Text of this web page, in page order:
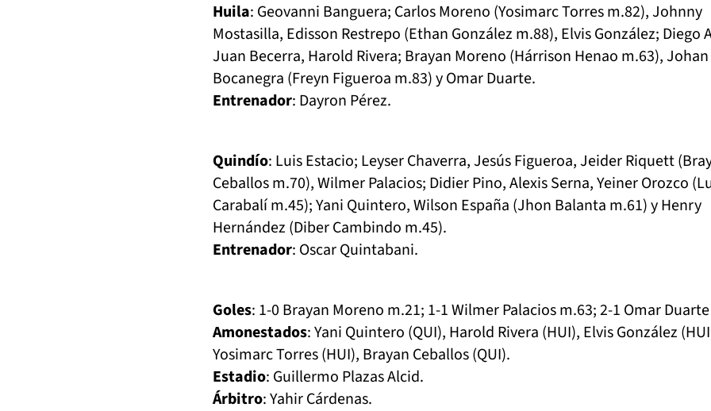
Huila: Geovanni Banguera; Carlos Moreno (Yosimarc Torres m.82), Johnny
Mostasilla, Edisson Restrepo (Ethan González m.88), Elvis González; Diego
Juan Becerra, Harold Rivera; Brayan Moreno (Hárrison Henao m.63), Johan
Bocanegra (Freyn Figueroa m.83) y Omar Duarte.
Entrenador: Dayron Pérez.
Quindío: Luis Estacio; Leyser Chaverra, Jesús Figueroa, Jeider Riquett
Ceballos m.70), Wilmer Palacios; Didier Pino, Alexis Serna, Yeiner Orozco
Carabalí m.45); Yani Quintero, Wilson España (Jhon Balanta m.61) y Henry
Hernández (Diber Cambindo m.45).
Entrenador: Oscar Quintabani.
Goles: 1-0 Brayan Moreno m.21; 1-1 Wilmer Palacios m.63; 2-1 Omar
Amonestados: Yani Quintero (QUI), Harold Rivera (HUI), Elvis González
Yosimarc Torres (HUI), Brayan Ceballos (QUI).
Estadio: Guillermo Plazas Alcid.
Árbitro: Yahir Cárdenas.